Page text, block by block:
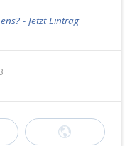
- Jetzt Eintrag